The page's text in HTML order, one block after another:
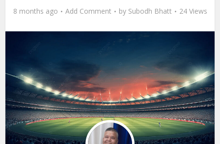
8 months ago Add Comment by Subodh Bhatt 24 Views